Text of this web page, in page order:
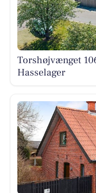
Torshøjvænget
Hasselager